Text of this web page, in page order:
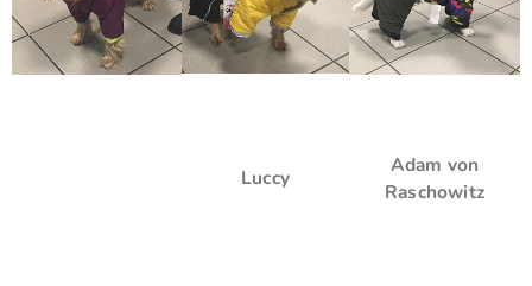
Luccy
Adam von
Raschowitz